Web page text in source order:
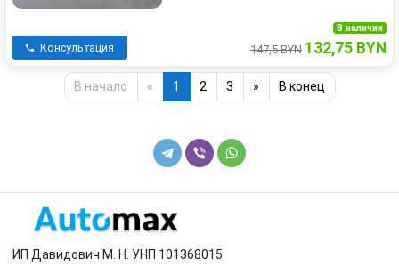
Консультация
В наличии
147,5 BYN 132,75 BYN
В начало « 1 2 3 » В конец
ИП Давидович М. Н. УНП 101368015